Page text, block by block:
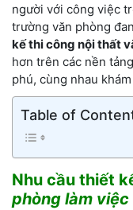
người với công việc
trường văn phòng
kế thi công nội thất
hơn trên các nền
phú, cùng nhau
Table of
Nhu cầu thiết
phòng làm việc